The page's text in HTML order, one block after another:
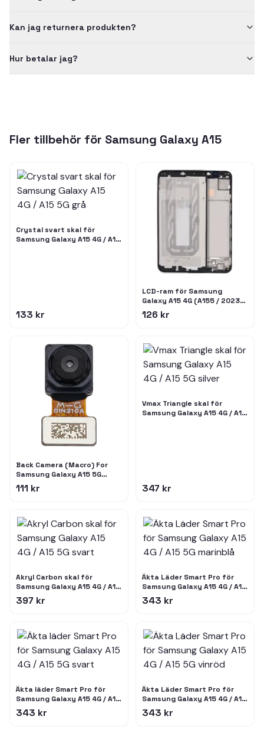
Kan jag returnera produkten?
Hur betalar jag?
Fler tillbehör för Samsung Galaxy A15
Crystal svart skal för
Samsung Galaxy A15 4G / A15
133 kr
LCD-ram för Samsung
Galaxy A15 4G (A155 / 2023) /
A15 5G (A156 / 2023)
126 kr
Back Camera (Macro) For
Samsung Galaxy A15 5G
(A156 / 2023) / A17 5G（A176
/ 2025）(Premium)
111 kr
Vmax Triangle skal för
Samsung Galaxy A15 4G / A15
347 kr
Akryl Carbon skal för
Samsung Galaxy A15 4G / A15
5G svart
397 kr
Äkta Läder Smart Pro för
Samsung Galaxy A15 4G / A15
5G marinblå
343 kr
Äkta läder Smart Pro för
Samsung Galaxy A15 4G / A15
5G svart
343 kr
Äkta Läder Smart Pro för
Samsung Galaxy A15 4G / A15
5G vinröd
343 kr